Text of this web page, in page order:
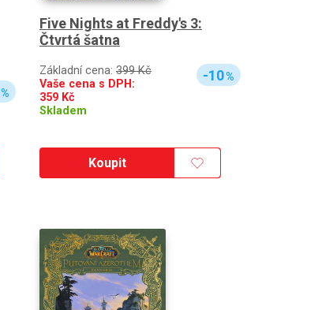
%
Five Nights at Freddy's 3:
Čtvrtá šatna
Základní cena: 399 Kč
Vaše cena s DPH:
359 Kč
Skladem
-10%
Koupit